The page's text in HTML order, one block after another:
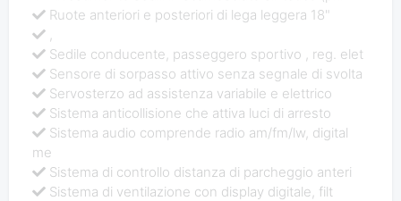
Ruote anteriori e posteriori di lega leggera 18"
Sedile conducente, passeggero sportivo , reg. elet
Sensore di sorpasso attivo senza segnale di svolta
Servosterzo ad assistenza variabile e elettrico
Sistema anticollisione che attiva luci di arresto
Sistema audio comprende radio am/fm/lw, digital
me
Sistema di controllo distanza di parcheggio anteri
Sistema di ventilazione con display digitale, filt